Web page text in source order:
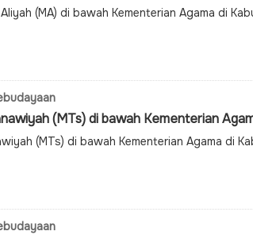
(MA) di bawah Kementerian Agama di
(MTs) di bawah Kementerian
(MTs) di bawah Kementerian Agama